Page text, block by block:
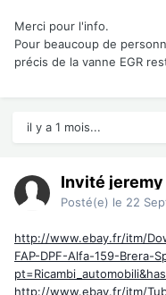
Merci pour l'info.
Pour beaucoup de
précis de la vanne EGR
il y a 1 mois...
Invité jeremy
Posté(e) le 22
http://www.ebay.fr/itm/
FAP-DPF-Alfa-159-Brera-
http://www.ebay.fr/itm/